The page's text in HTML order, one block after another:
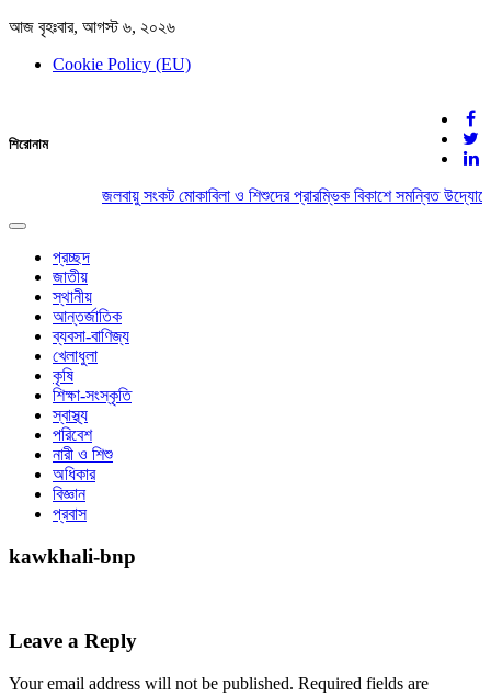
আজ বৃহঃবার, আগস্ট ৬, ২০২৬
Cookie Policy (EU)
দেশের খবর
যুক্ত থাকুন দেশের সঙ্গে
শিরোনাম
জলবায়ু সংকট মোকাবিলা ও শিশুদের প্রারম্ভিক বিকাশে সমন্বিত
Toggle
navigation
প্রচ্ছদ
জাতীয়
স্থানীয়
আন্তর্জাতিক
ব্যবসা-বাণিজ্য
খেলাধুলা
কৃষি
শিক্ষা-সংস্কৃতি
স্বাস্থ্য
পরিবেশ
নারী ও শিশু
অধিকার
বিজ্ঞান
প্রবাস
kawkhali-bnp
Leave a Reply
Your email address will not be published. Required fields are